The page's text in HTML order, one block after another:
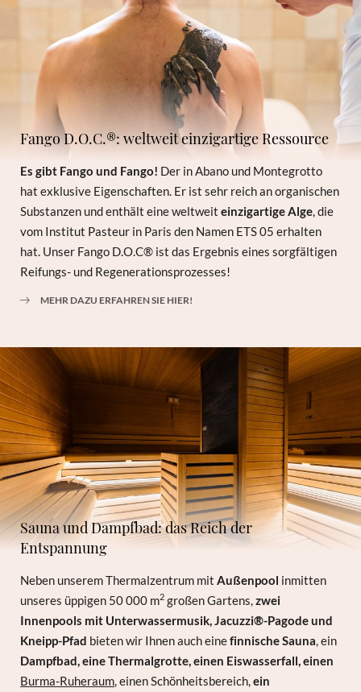
Fango D.O.C.®: weltweit einzigartige Ressource
Es gibt Fango und Fango! Der in Abano und Montegrotto
hat exklusive Eigenschaften. Er ist sehr reich an organischen
Substanzen und enthält eine weltweiteinzigartige Alge , die
vom Institut Pasteur in Paris den Namen ETS 05 erhalten
hat. Unser Fango D.O.C® ist das Ergebnis eines sorgfältigen
Reifungs- und Regenerationsprozesses!
MEHR DAZU ERFAHREN SIE HIER!
Sauna und Dampfbad: das Reich der
Entspannung
Neben unserem Thermalzentrum mit Außenpool inmitten
unseres üppigen 50 000 m2 großen Gartens,zwei
Innenpools mit Unterwassermusik, Jacuzzi®-Pagode und
Kneipp-Pfad bieten wir Ihnen auch einefinnische Sauna , ein
Dampfbad, eine Thermalgrotte, einen Eiswasserfall, einen
Burma-Ruheraum , einen Schönheitsbereich,ein